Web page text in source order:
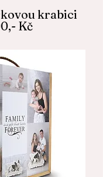
krabici
Kč